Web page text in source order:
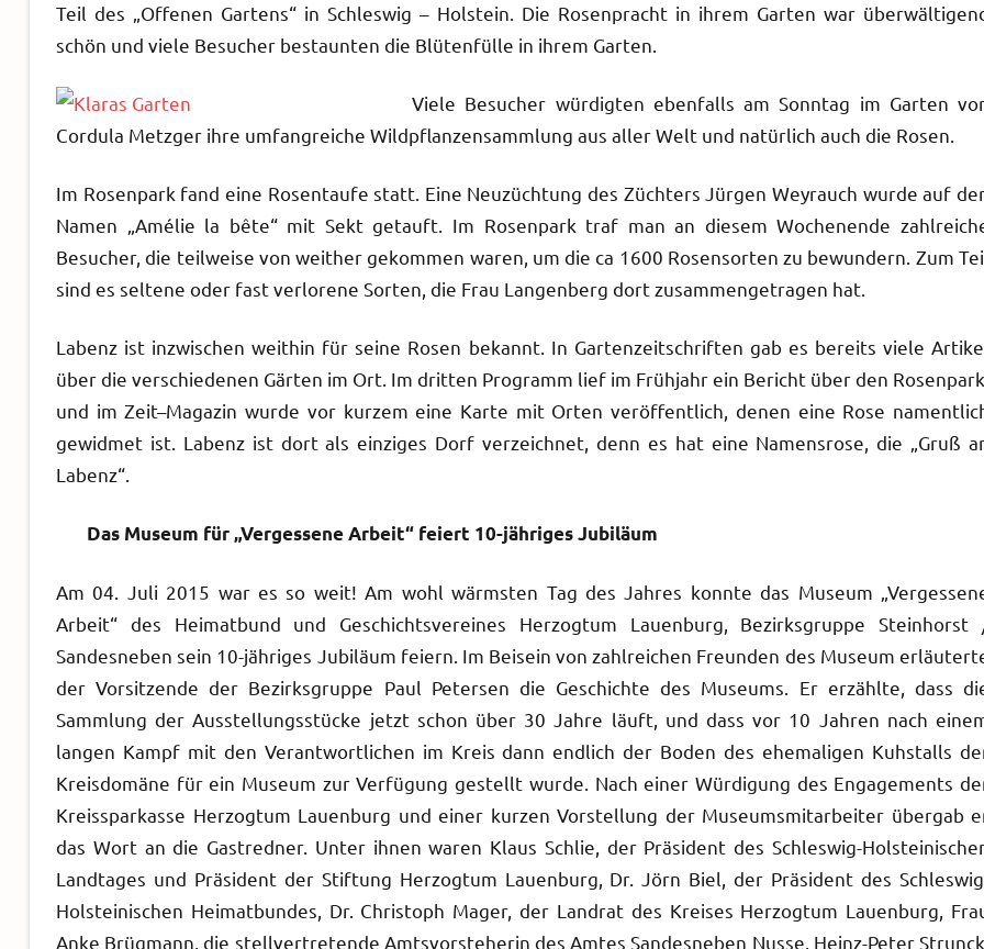
Teil des „Offenen Gartens“ in Schleswig – Holstein. Die Rosenpracht in ihrem Garten war
schön und viele Besucher bestaunten die Blütenfülle in ihrem Garten.
Viele Besucher würdigten ebenfalls am Sonntag im Garten
Cordula Metzger ihre umfangreiche Wildpflanzensammlung aus aller Welt und natürlich auch die Rosen.
Im Rosenpark fand eine Rosentaufe statt. Eine Neuzüchtung des Züchters Jürgen Weyrauch wurde auf
Namen „Amélie la bête“ mit Sekt getauft. Im Rosenpark traf man an diesem Wochenende
Besucher, die teilweise von weither gekommen waren, um die ca 1600 Rosensorten zu bewundern. Zum
sind es seltene oder fast verlorene Sorten, die Frau Langenberg dort zusammengetragen hat.
Labenz ist inzwischen weithin für seine Rosen bekannt. In Gartenzeitschriften gab es bereits viele
über die verschiedenen Gärten im Ort. Im dritten Programm lief im Frühjahr ein Bericht über den Rosenpark,
und im Zeit–Magazin wurde vor kurzem eine Karte mit Orten veröffentlich, denen eine Rose
gewidmet ist. Labenz ist dort als einziges Dorf verzeichnet, denn es hat eine Namensrose, die „Gruß
Labenz“.
Das Museum für „Vergessene Arbeit“ feiert 10-jähriges Jubiläum
Am 04. Juli 2015 war es so weit! Am wohl wärmsten Tag des Jahres konnte das Museum
Arbeit“ des Heimatbund und Geschichtsvereines Herzogtum Lauenburg, Bezirksgruppe Steinhorst
Sandesneben sein 10-jähriges Jubiläum feiern. Im Beisein von zahlreichen Freunden des Museum
der Vorsitzende der Bezirksgruppe Paul Petersen die Geschichte des Museums. Er erzählte, dass
Sammlung der Ausstellungsstücke jetzt schon über 30 Jahre läuft, und dass vor 10 Jahren nach
langen Kampf mit den Verantwortlichen im Kreis dann endlich der Boden des ehemaligen Kuhstalls
Kreisdomäne für ein Museum zur Verfügung gestellt wurde. Nach einer Würdigung des Engagements
Kreissparkasse Herzogtum Lauenburg und einer kurzen Vorstellung der Museumsmitarbeiter übergab
das Wort an die Gastredner. Unter ihnen waren Klaus Schlie, der Präsident des Schleswig-
Landtages und Präsident der Stiftung Herzogtum Lauenburg, Dr. Jörn Biel, der Präsident des
Holsteinischen Heimatbundes, Dr. Christoph Mager, der Landrat des Kreises Herzogtum Lauenburg,
Anke Brügmann, die stellvertretende Amtsvorsteherin des Amtes Sandesneben Nusse, Heinz-Peter Strunck,